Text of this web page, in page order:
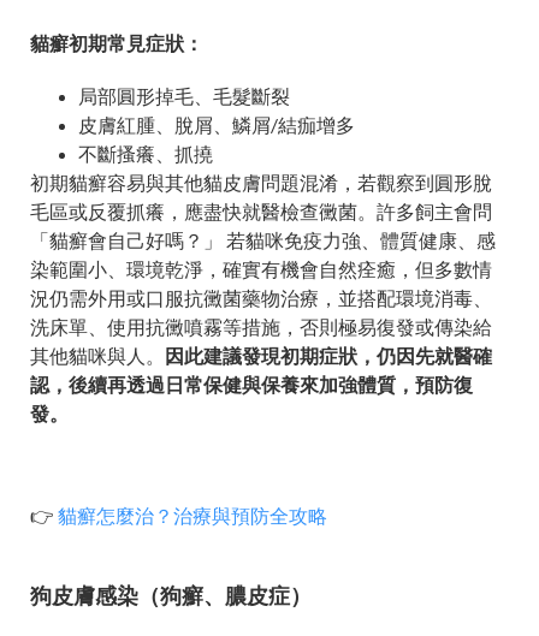
貓癬初期常見症狀：
局部圓形掉毛、毛髮斷裂
皮膚紅腫、脫屑、鱗屑/結痂增多
不斷搔癢、抓撓
初期貓癬容易與其他貓皮膚問題混淆，若觀察到圓形脫
毛區或反覆抓癢，應盡快就醫檢查黴菌。許多飼主會問
「貓癬會自己好嗎？」 若貓咪免疫力強、體質健康、感
染範圍小、環境乾淨，確實有機會自然痊癒，但多數情
況仍需外用或口服抗黴菌藥物治療，並搭配環境消毒、
洗床單、使用抗黴噴霧等措施，否則極易復發或傳染給
其他貓咪與人。 因此建議發現初期症狀，仍因先就醫確
認，後續再透過日常保健與保養來加強體質，預防復
發。
👉 貓癬怎麼治？治療與預防全攻略
狗皮膚感染（狗癬、膿皮症）